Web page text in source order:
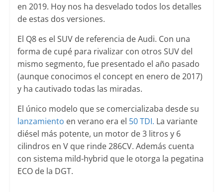
en 2019. Hoy nos ha desvelado todos los detalles
de estas dos versiones.
El Q8 es el SUV de referencia de Audi. Con una
forma de cupé para rivalizar con otros SUV del
mismo segmento, fue presentado el año pasado
(aunque conocimos el concept en enero de 2017)
y ha cautivado todas las miradas.
El único modelo que se comercializaba desde su
lanzamiento en verano era el 50 TDI. La variante
diésel más potente, un motor de 3 litros y 6
cilindros en V que rinde 286CV. Además cuenta
con sistema mild-hybrid que le otorga la pegatina
ECO de la DGT.